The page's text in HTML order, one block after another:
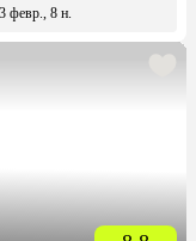
февр., 8 н.